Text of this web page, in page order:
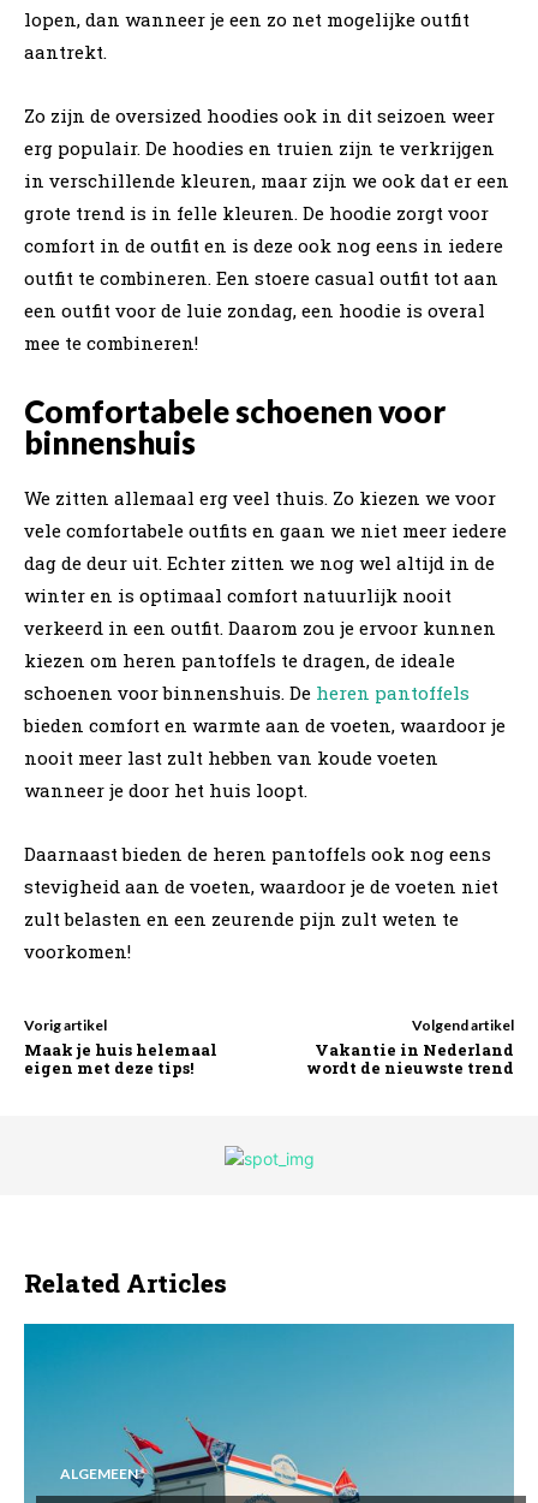
lopen, dan wanneer je een zo net mogelijke outfit
aantrekt.
Zo zijn de oversized hoodies ook in dit seizoen weer
erg populair. De hoodies en truien zijn te verkrijgen
in verschillende kleuren, maar zijn we ook dat er een
grote trend is in felle kleuren. De hoodie zorgt voor
comfort in de outfit en is deze ook nog eens in iedere
outfit te combineren. Een stoere casual outfit tot aan
een outfit voor de luie zondag, een hoodie is overal
mee te combineren!
Comfortabele schoenen voor
binnenshuis
We zitten allemaal erg veel thuis. Zo kiezen we voor
vele comfortabele outfits en gaan we niet meer iedere
dag de deur uit. Echter zitten we nog wel altijd in de
winter en is optimaal comfort natuurlijk nooit
verkeerd in een outfit. Daarom zou je ervoor kunnen
kiezen om heren pantoffels te dragen, de ideale
schoenen voor binnenshuis. De heren pantoffels
bieden comfort en warmte aan de voeten, waardoor je
nooit meer last zult hebben van koude voeten
wanneer je door het huis loopt.
Daarnaast bieden de heren pantoffels ook nog eens
stevigheid aan de voeten, waardoor je de voeten niet
zult belasten en een zeurende pijn zult weten te
voorkomen!
Vorig artikel
Maak je huis helemaal
eigen met deze tips!
Volgend artikel
Vakantie in Nederland
wordt de nieuwste trend
Related Articles
ALGEMEEN